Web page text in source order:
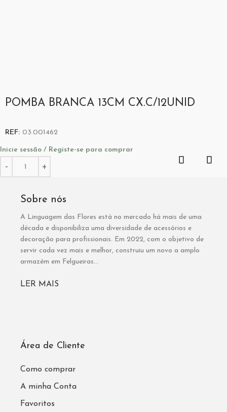
POMBA BRANCA 13CM CX.C/12UNID
REF: 03.001462
Inicie sessão / Registe-se para comprar
Sobre nós
A Linguagem das Flores está no mercado há mais de uma
década e disponibiliza uma diversidade de acessórios e
decoração para profissionais. Em 2022, com o objetivo de
servir cada vez mais e melhor, construiu um novo a amplo
armazém em Felgueiras...
LER MAIS
Área de Cliente
Como comprar
A minha Conta
Favoritos